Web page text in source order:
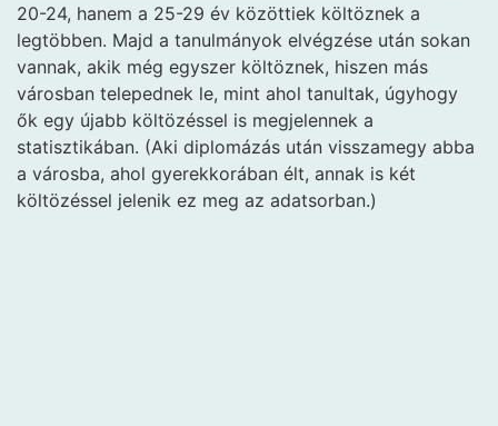
20-24, hanem a 25-29 év közöttiek költöznek a
legtöbben. Majd a tanulmányok elvégzése után sokan
vannak, akik még egyszer költöznek, hiszen más
városban telepednek le, mint ahol tanultak, úgyhogy
ők egy újabb költözéssel is megjelennek a
statisztikában. (Aki diplomázás után visszamegy abba
a városba, ahol gyerekkorában élt, annak is két
költözéssel jelenik ez meg az adatsorban.)